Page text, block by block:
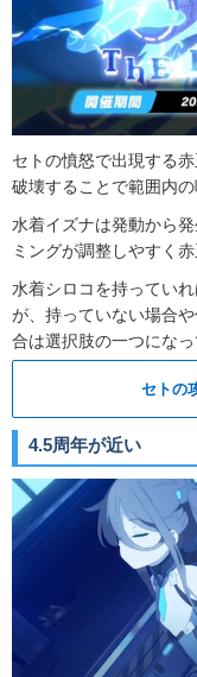
セトの憤怒で出現する
破壊することで範囲内
水着イズナは発動から
ミングが調整しやすく
水着シロコを持ってい
が、持っていない場合
合は選択肢の一つになっ
セトの
4.5周年が近い